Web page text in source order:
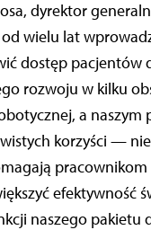
dyrektor
wielu lat
dostęp pacjentów
rozwoju w kilku
a naszym
korzyści —
pracownikom
efektywność
naszego pakietu